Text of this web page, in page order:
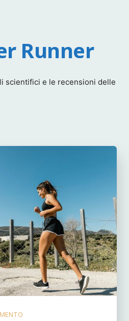
Runner
scientifici e le recensioni delle